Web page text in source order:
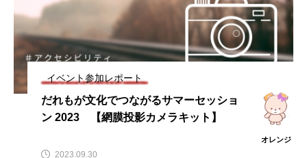
イベント参加レポート
だれもが文化でつながるサマーセッショ
ン 2023 【網膜投影カメラキット】
オレンジ
2023.09.30